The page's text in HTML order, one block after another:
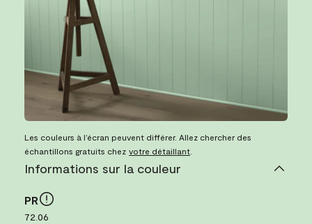
Les couleurs à l’écran peuvent différer. Allez chercher des
échantillons gratuits chez votre détaillant
Informations sur la couleur
PR
72.06